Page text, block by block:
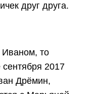
друг друга.
Иваном, то
2017
Дрёмин,